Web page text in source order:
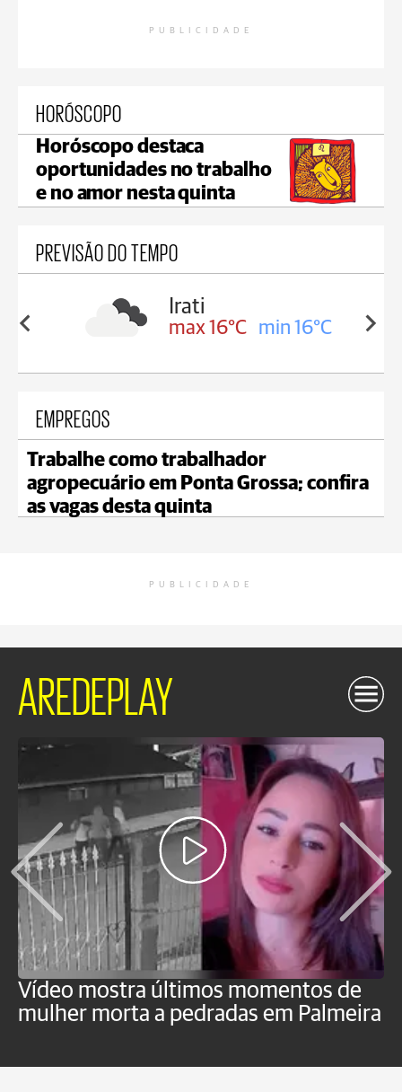
PUBLICIDADE
HORÓSCOPO
Horóscopo destaca
oportunidades no trabalho
e no amor nesta quinta
PREVISÃO DO TEMPO
17°C
Irati
max 16°C min 16°C
EMPREGOS
Trabalhe como trabalhador
agropecuário em Ponta Grossa; confira
as vagas desta quinta
PUBLICIDADE
AREDEPLAY
Vídeo mostra últimos momentos de
mulher morta a pedradas em Palmeira